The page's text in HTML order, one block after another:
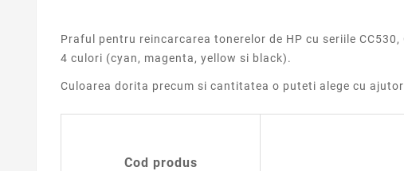
Praful pentru reincarcarea tonerelor de HP cu seriile CC530,
4 culori (cyan, magenta, yellow si black).
Culoarea dorita precum si cantitatea o puteti alege cu
Cod produs